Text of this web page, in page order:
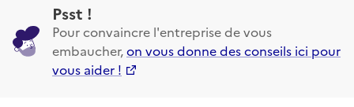
Psst !
Pour convaincre l'entreprise de vous
embaucher,on vous donne des conseils ici pour
vous aider !